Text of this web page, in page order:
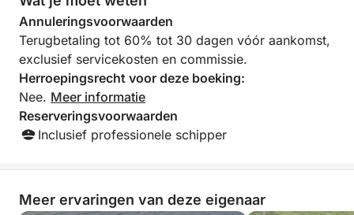
Annuleringsvoorwaarden
Terugbetaling tot 60% tot 30 dagen vóór aankomst,
exclusief servicekosten en commissie.
Herroepingsrecht voor deze boeking:
Nee. Meer informatie
Reserveringsvoorwaarden
Inclusief professionele schipper
Meer ervaringen van deze eigenaar